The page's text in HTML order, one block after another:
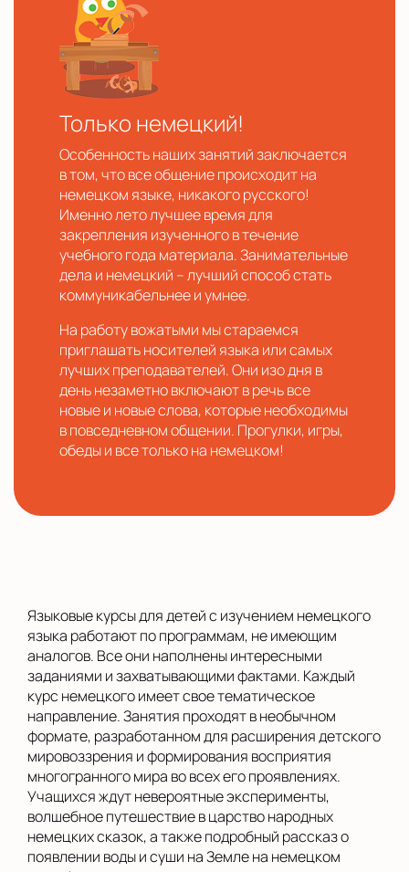
Только немецкий!
Особенность наших занятий заключается
в том, что все общение происходит на
немецком языке, никакого русского!
Именно лето лучшее время для
закрепления изученного в течение
учебного года материала. Занимательные
дела и немецкий – лучший способ стать
коммуникабельнее и умнее.
На работу вожатыми мы стараемся
приглашать носителей языка или самых
лучших преподавателей. Они изо дня в
день незаметно включают в речь все
новые и новые слова, которые необходимы
в повседневном общении. Прогулки, игры,
обеды и все только на немецком!
Языковые курсы для детей с изучением немецкого
языка работают по программам, не имеющим
аналогов. Все они наполнены интересными
заданиями и захватывающими фактами. Каждый
курс немецкого имеет свое тематическое
направление. Занятия проходят в необычном
формате, разработанном для расширения детского
мировоззрения и формирования восприятия
многогранного мира во всех его проявлениях.
Учащихся ждут невероятные эксперименты,
волшебное путешествие в царство народных
немецких сказок, а также подробный рассказ о
появлении воды и суши на Земле на немецком